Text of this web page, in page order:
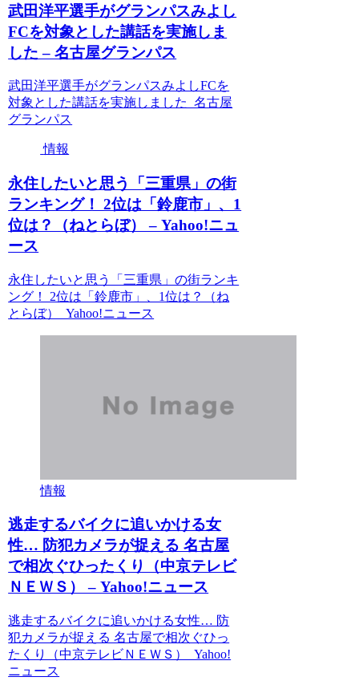
武田洋平選手がグランパスみよし
FCを対象とした講話を実施しま
した – 名古屋グランパス
武田洋平選手がグランパスみよしFCを
対象とした講話を実施しました 名古屋
グランパス
情報
永住したいと思う「三重県」の街
ランキング！ 2位は「鈴鹿市」、1
位は？（ねとらぼ） – Yahoo!ニュ
ース
永住したいと思う「三重県」の街ランキ
ング！ 2位は「鈴鹿市」、1位は？（ね
とらぼ） Yahoo!ニュース
情報
逃走するバイクに追いかける女
性… 防犯カメラが捉える 名古屋
で相次ぐひったくり（中京テレビ
ＮＥＷＳ） – Yahoo!ニュース
逃走するバイクに追いかける女性… 防
犯カメラが捉える 名古屋で相次ぐひっ
たくり（中京テレビＮＥＷＳ） Yahoo!
ニュース